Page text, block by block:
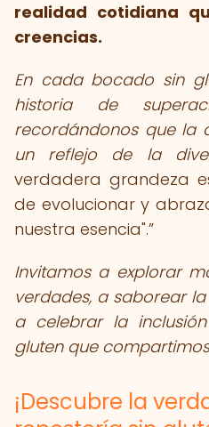
realidad cotidiana
creencias.
En cada bocado sin
historia de
recordándonos que la
un reflejo de la
verdadera grandeza
de evolucionar y
nuestra esencia".
Invitamos a explorar
verdades, a saborear
a celebrar la
gluten que
¡Descubre la